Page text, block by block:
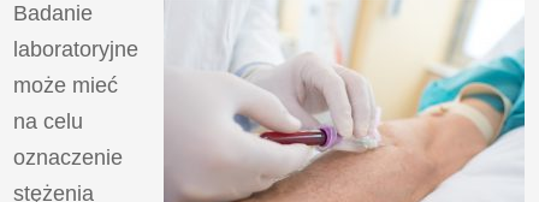
Badanie
laboratoryjne
może mieć
na celu
oznaczenie
stężenia